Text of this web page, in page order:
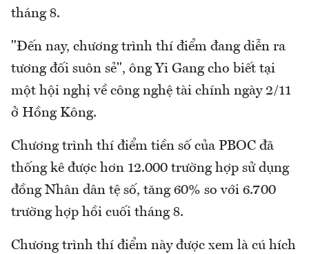
tháng 8.
"Đến nay, chương trình thí điểm đang diễn ra
tương đối suôn sẻ", ông Yi Gang cho biết tại
một hội nghị về công nghệ tài chính ngày 2/11
ở Hồng Kông.
Chương trình thí điểm tiền số của PBOC đã
thống kê được hơn 12.000 trường hợp sử dụng
đồng Nhân dân tệ số, tăng 60% so với 6.700
trường hợp hồi cuối tháng 8.
Chương trình thí điểm này được xem là cú hích